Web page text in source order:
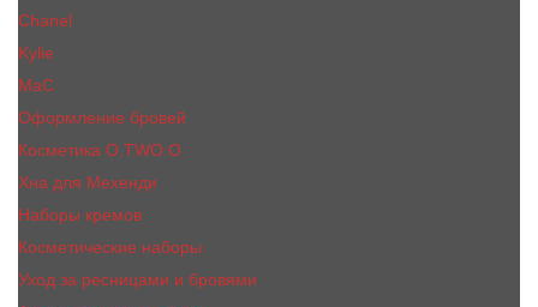
Сhanеl
Kylie
MaC
Оформление бровей
Косметика O.TWO.O
Хна для Мехенди
Наборы кремов
Косметические наборы
Уход за ресницами и бровями